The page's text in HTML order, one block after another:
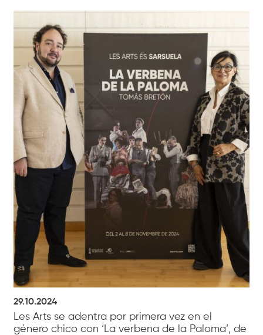
29.10.2024
Les Arts se adentra por primera vez en el
género chico con ‘La verbena de la Paloma’, de